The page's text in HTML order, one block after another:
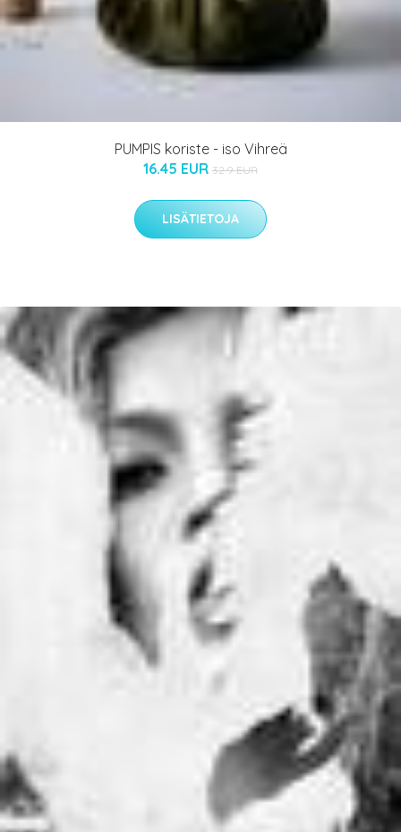
PUMPIS koriste - iso Vihreä
16.45 EUR 32.9 EUR
LISÄTIETOJA